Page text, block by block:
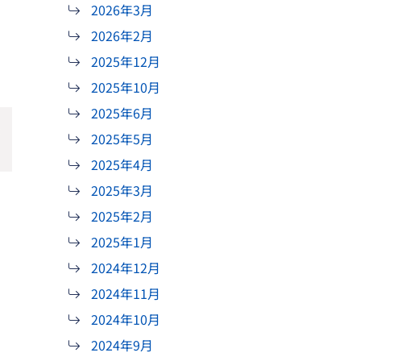
2026年3月
2026年2月
2025年12月
2025年10月
2025年6月
2025年5月
2025年4月
2025年3月
2025年2月
2025年1月
2024年12月
2024年11月
2024年10月
2024年9月